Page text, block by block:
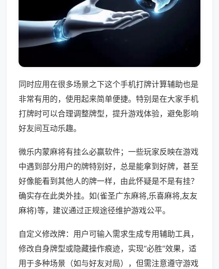
同时应用在很多场景之下这个手机打牌计算辅助也是
非常有用的，使用起来简单便捷。特别是在大家手机
打牌时可以合理调整牌型，提升游戏体验，避免影响
好友间互动乐趣。
微乐内蒙麻将有挂么必赢软件；一些玩家反映在游戏
中遇到部分用户的牌特别好，总是能拿到好牌，甚至
好像能看到其他人的牌一样，由此怀疑是不是有挂？
确实存在此类外挂。如(雀圣广东麻将,乐喜麻将,友友
麻将)等，建议通过正规途径维护游戏公平。
自定义修改牌：用户可输入需求生成专用辅助工具，
修改自身牌型或隐藏操作痕迹，实现“必胜”效果，适
用于多种场景（如与好友对局），但需注意遵守游戏